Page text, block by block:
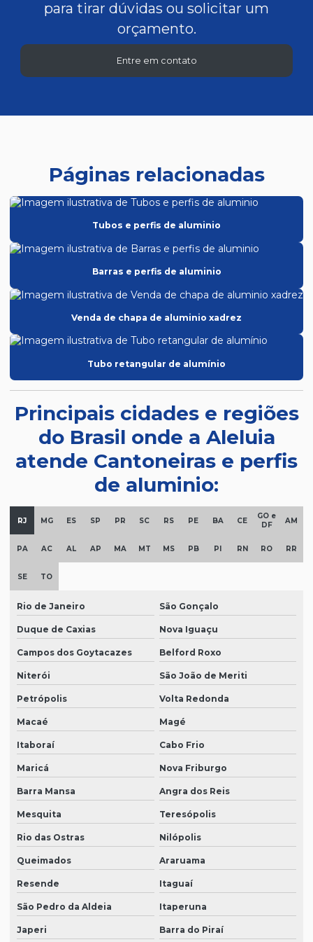
para tirar dúvidas ou solicitar um
orçamento.
Entre em contato
Páginas relacionadas
Tubos e perfis de aluminio
Barras e perfis de aluminio
Venda de chapa de aluminio xadrez
Tubo retangular de alumínio
Principais cidades e regiões
do Brasil onde a Aleluia
atende Cantoneiras e perfis
de aluminio:
RJ MG ES SP PR SC RS PE BA CE
GO e
DF
AM
PA AC AL AP MA MT MS PB PI RN RO RR
SE TO
Rio de Janeiro São Gonçalo
Duque de Caxias Nova Iguaçu
Campos dos Goytacazes Belford Roxo
Niterói São João de Meriti
Petrópolis Volta Redonda
Macaé Magé
Itaboraí Cabo Frio
Maricá Nova Friburgo
Barra Mansa Angra dos Reis
Mesquita Teresópolis
Rio das Ostras Nilópolis
Queimados Araruama
Resende Itaguaí
São Pedro da Aldeia Itaperuna
Japeri Barra do Piraí